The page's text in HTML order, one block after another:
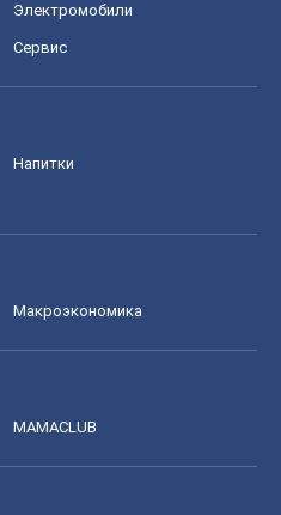
Электромобили
Сервис
Напитки
Mакроэкономика
MAMACLUB